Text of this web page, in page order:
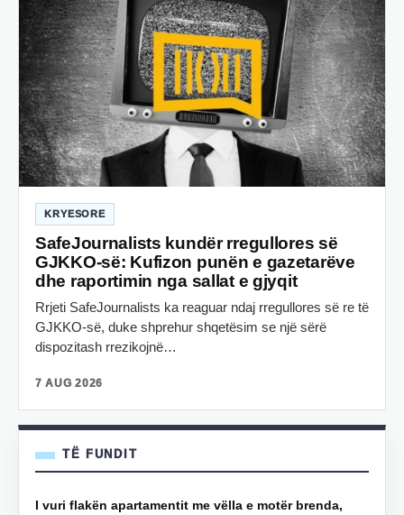
KRYESORE
SafeJournalists kundër rregullores së
GJKKO-së: Kufizon punën e gazetarëve
dhe raportimin nga sallat e gjyqit
Rrjeti SafeJournalists ka reaguar ndaj rregullores së re të
GJKKO-së, duke shprehur shqetësim se një sërë
dispozitash rrezikojnë…
7 AUG 2026
TË FUNDIT
I vuri flakën apartamentit me vëlla e motër brenda,